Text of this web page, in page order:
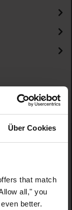
Über Cookies
that match
all," you
better.